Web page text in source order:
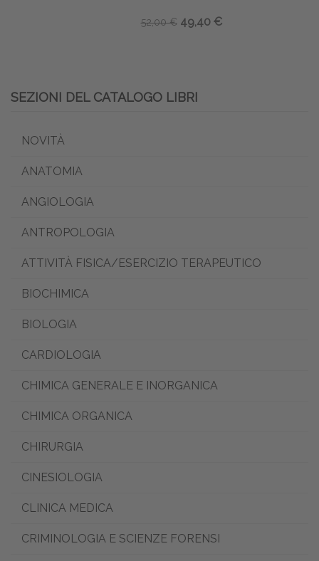
52,00 € 49,40 €
SEZIONI DEL CATALOGO LIBRI
NOVITÀ
ANATOMIA
ANGIOLOGIA
ANTROPOLOGIA
ATTIVITÀ FISICA/ESERCIZIO TERAPEUTICO
BIOCHIMICA
BIOLOGIA
CARDIOLOGIA
CHIMICA GENERALE E INORGANICA
CHIMICA ORGANICA
CHIRURGIA
CINESIOLOGIA
CLINICA MEDICA
CRIMINOLOGIA E SCIENZE FORENSI